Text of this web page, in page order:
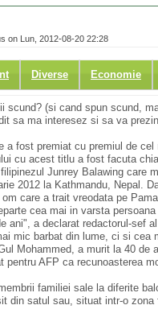
Diverse Economie
on Lun, 2012-08-20 22:28
scund? (si cand spun scund,
sa ma interesez si sa va
a fost premiat cu premiul de
cu acest titlu a fost facuta
Junrey Balawing care
2012 la Kathmandu, Nepal.
care a trait vreodata pe
cea mai in varsta
ani", a declarat redactorul-sef
mic barbat din lume, ci si
Mohammed, a murit la 40 de
pentru AFP ca recunoasterea
familiei sale la diferite
din satul sau, situat intr-o